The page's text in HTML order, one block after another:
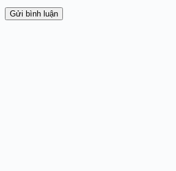
Gửi bình luận